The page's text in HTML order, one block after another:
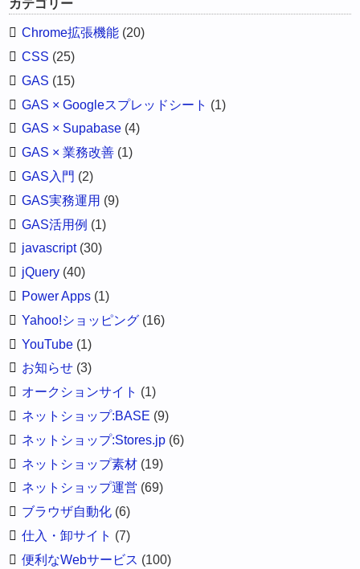
カテゴリー
Chrome拡張機能 (20)
CSS (25)
GAS (15)
GAS × Googleスプレッドシート (1)
GAS × Supabase (4)
GAS × 業務改善 (1)
GAS入門 (2)
GAS実務運用 (9)
GAS活用例 (1)
javascript(30)
jQuery (40)
Power Apps (1)
Yahoo!ショッピング (16)
YouTube (1)
お知らせ (3)
オークションサイト (1)
ネットショップ:BASE (9)
ネットショップ:Stores.jp (6)
ネットショップ素材 (19)
ネットショップ運営 (69)
ブラウザ自動化 (6)
仕入・卸サイト (7)
便利なWebサービス (100)